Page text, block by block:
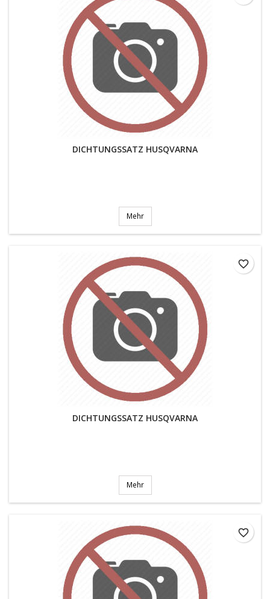
DICHTUNGSSATZ HUSQVARNA
Mehr
DICHTUNGSSATZ HUSQVARNA
Mehr
favorite_border
favorite_border